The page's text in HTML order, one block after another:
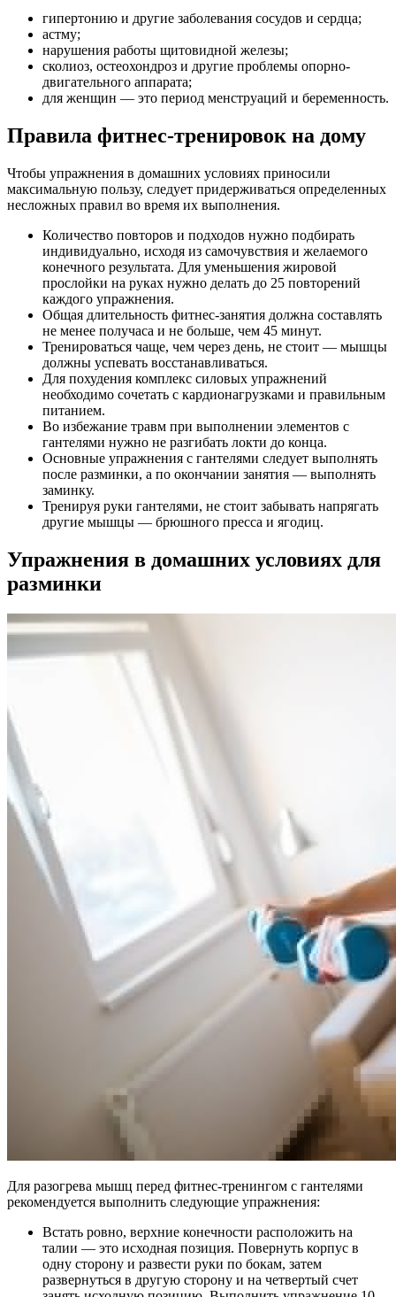
гипертонию и другие заболевания сосудов и сердца;
астму;
нарушения работы щитовидной железы;
сколиоз, остеохондроз и другие проблемы опорно-
двигательного аппарата;
для женщин — это период менструаций и беременность.
Правила фитнес-тренировок на дому
Чтобы упражнения в домашних условиях приносили
максимальную пользу, следует придерживаться определенных
несложных правил во время их выполнения.
Количество повторов и подходов нужно подбирать
индивидуально, исходя из самочувствия и желаемого
конечного результата. Для уменьшения жировой
прослойки на руках нужно делать до 25 повторений
каждого упражнения.
Общая длительность фитнес-занятия должна составлять
не менее получаса и не больше, чем 45 минут.
Тренироваться чаще, чем через день, не стоит — мышцы
должны успевать восстанавливаться.
Для похудения комплекс силовых упражнений
необходимо сочетать с кардионагрузками и правильным
питанием.
Во избежание травм при выполнении элементов с
гантелями нужно не разгибать локти до конца.
Основные упражнения с гантелями следует выполнять
после разминки, а по окончании занятия — выполнять
заминку.
Тренируя руки гантелями, не стоит забывать напрягать
другие мышцы — брюшного пресса и ягодиц.
Упражнения в домашних условиях для
разминки
Для разогрева мышц перед фитнес-тренингом с гантелями
рекомендуется выполнить следующие упражнения:
Встать ровно, верхние конечности расположить на
талии — это исходная позиция. Повернуть корпус в
одну сторону и развести руки по бокам, затем
развернуться в другую сторону и на четвертый счет